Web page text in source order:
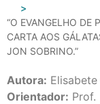
“O EVANGELHO DE
CARTA AOS
JON SOBRINO.”
Autora:
Orientador: Prof.